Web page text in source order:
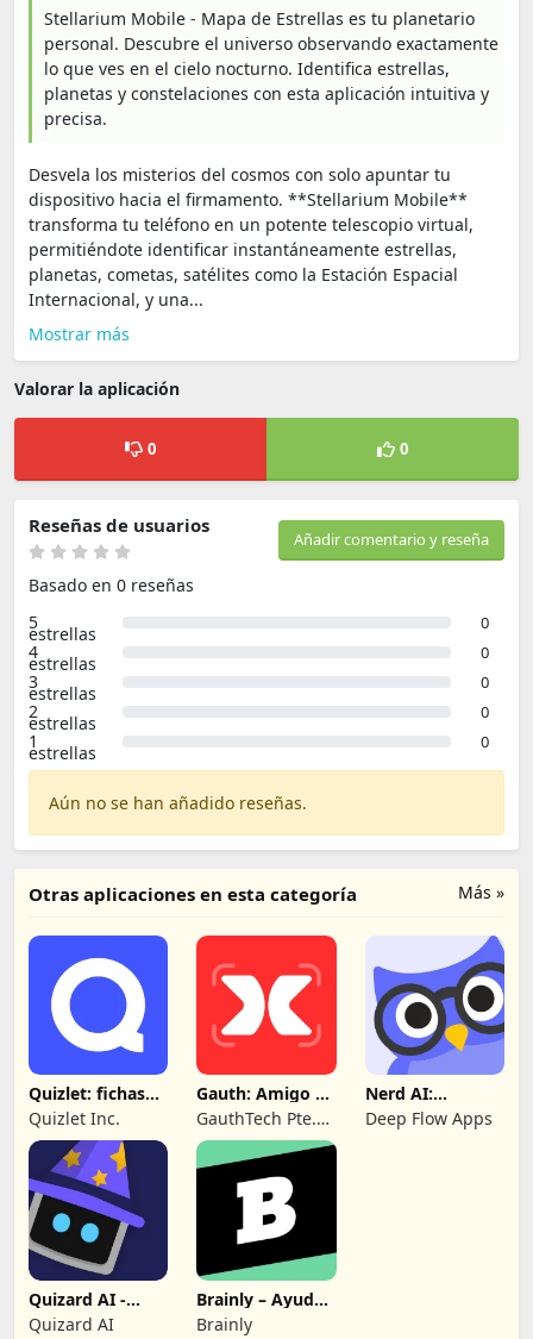
Stellarium Mobile - Mapa de Estrellas es tu planetario
personal. Descubre el universo observando exactamente
lo que ves en el cielo nocturno. Identifica estrellas,
planetas y constelaciones con esta aplicación intuitiva y
precisa.
Desvela los misterios del cosmos con solo apuntar tu
dispositivo hacia el firmamento. **Stellarium Mobile**
transforma tu teléfono en un potente telescopio virtual,
permitiéndote identificar instantáneamente estrellas,
planetas, cometas, satélites como la Estación Espacial
Internacional, y una...
Mostrar más
Valorar la aplicación
0 0
Añadir comentario y reseña
Reseñas de usuarios
Basado en 0 reseñas
5
estrellas 0
4
estrellas 0
3
estrellas 0
2
estrellas 0
1
estrellas 0
Aún no se han añadido reseñas.
Más »
Otras aplicaciones en esta categoría
Quizlet: fichas
creadas con IA
Quizlet Inc.
Gauth: Amigo de
Estudio de IA
GauthTech Pte.
Ltd.
Nerd AI:
Ayudante de
Tareas IA
Deep Flow Apps
Quizard AI -
Escanea y
resuelve
Quizard AI
Brainly – Ayuda
para estudiar
Brainly